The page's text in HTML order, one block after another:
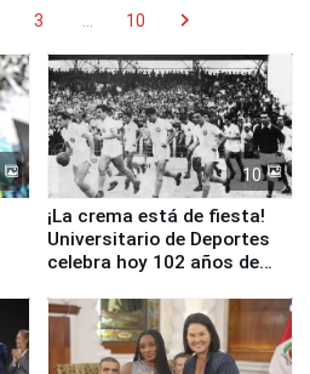
3 10 chevron_right
10
¡La crema está de fiesta!
Universitario de Deportes
celebra hoy 102 años de